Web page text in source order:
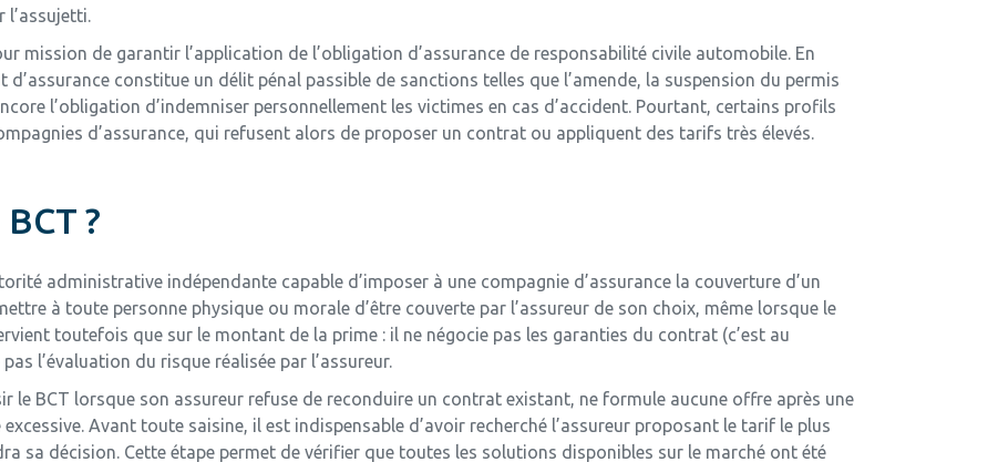
l’assujetti.
mission de garantir l’application de l’obligation d’assurance de responsabilité civile automobile. En
constitue un délit pénal passible de sanctions telles que l’amende, la suspension du permis
l’obligation d’indemniser personnellement les victimes en cas d’accident. Pourtant, certains profils
d’assurance, qui refusent alors de proposer un contrat ou appliquent des tarifs très élevés.
?
administrative indépendante capable d’imposer à une compagnie d’assurance la couverture d’un
à toute personne physique ou morale d’être couverte par l’assureur de son choix, même lorsque le
toutefois que sur le montant de la prime : il ne négocie pas les garanties du contrat (c’est au
l’évaluation du risque réalisée par l’assureur.
le BCT lorsque son assureur refuse de reconduire un contrat existant, ne formule aucune offre après une
Avant toute saisine, il est indispensable d’avoir recherché l’assureur proposant le tarif le plus
sa décision. Cette étape permet de vérifier que toutes les solutions disponibles sur le marché ont été